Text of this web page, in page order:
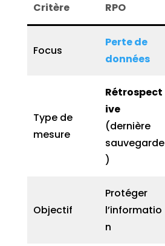
Critère RPO
Focus
Perte de
données
Type de
mesure
Rétrospect
ive
(dernière
sauvegarde
)
Objectif
Protéger
l’informatio
n